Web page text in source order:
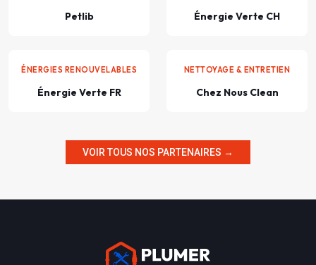
Petlib Énergie Verte CH
ÉNERGIES RENOUVELABLES
Énergie Verte FR
NETTOYAGE & ENTRETIEN
Chez Nous Clean
VOIR TOUS NOS PARTENAIRES →